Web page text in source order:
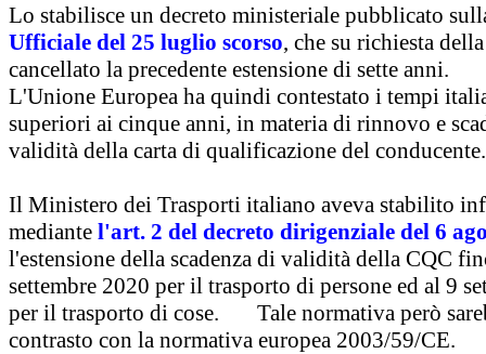
Lo stabilisce un decreto ministeriale pubblicato
Ufficiale del 25 luglio scorso, che su richiesta
cancellato la precedente estensione di sette anni.
L'Unione Europea ha quindi contestato i tempi
superiori ai cinque anni, in materia di rinnovo e
validità della carta di qualificazione del conducente.
Il Ministero dei Trasporti italiano aveva stabilito
mediante l'art. 2 del decreto dirigenziale del 6
l'estensione della scadenza di validità della CQC
settembre 2020 per il trasporto di persone ed al 9
per il trasporto di cose. Tale normativa però
contrasto con la normativa europea 2003/59/CE.